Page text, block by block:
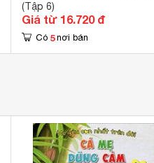
(Tập 6)
Giá từ 16.720 đ
Có 5 nơi bán